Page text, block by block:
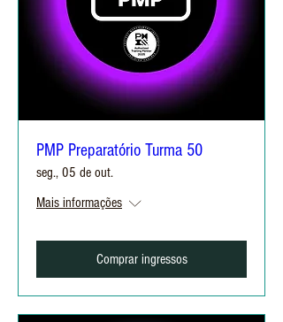
PMP Preparatório Turma 50
seg., 05 de out.
Mais informações
Comprar ingressos